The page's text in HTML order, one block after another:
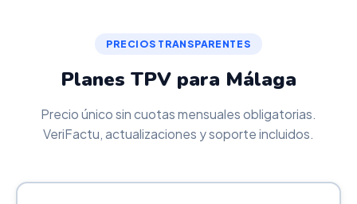
PRECIOS TRANSPARENTES
Planes TPV para Málaga
Precio único sin cuotas mensuales obligatorias.
VeriFactu, actualizaciones y soporte incluidos.